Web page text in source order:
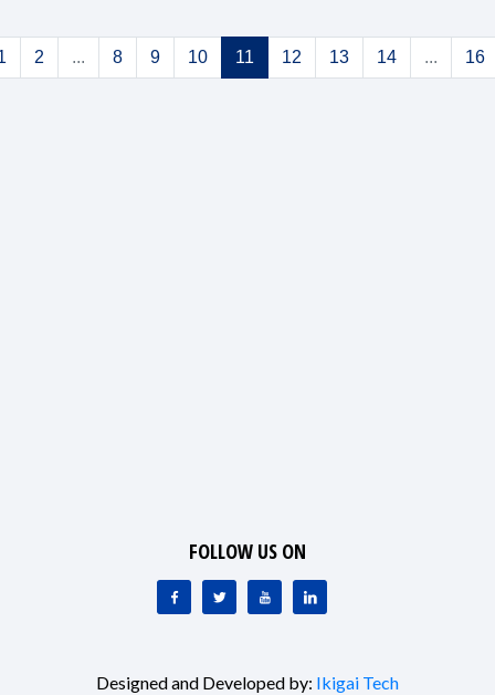
2 ... 8 9 10 11 12 13 14 ... 16
FOLLOW US ON
Designed and Developed by: Ikigai Tech